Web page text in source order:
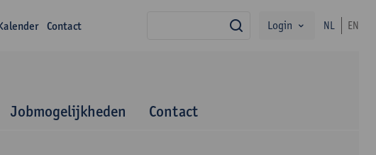
Contact zoekLogin NL EN
Jobmogelijkheden Contact